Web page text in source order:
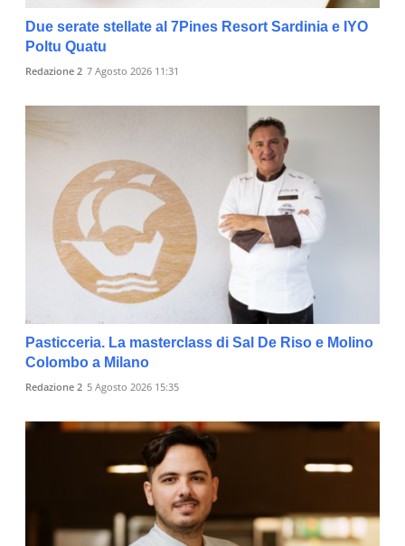
Due serate stellate al 7Pines Resort Sardinia e IYO
Poltu Quatu
Redazione 2 7 Agosto 2026 11:31
Pasticceria. La masterclass di Sal De Riso e Molino
Colombo a Milano
Redazione 2 5 Agosto 2026 15:35